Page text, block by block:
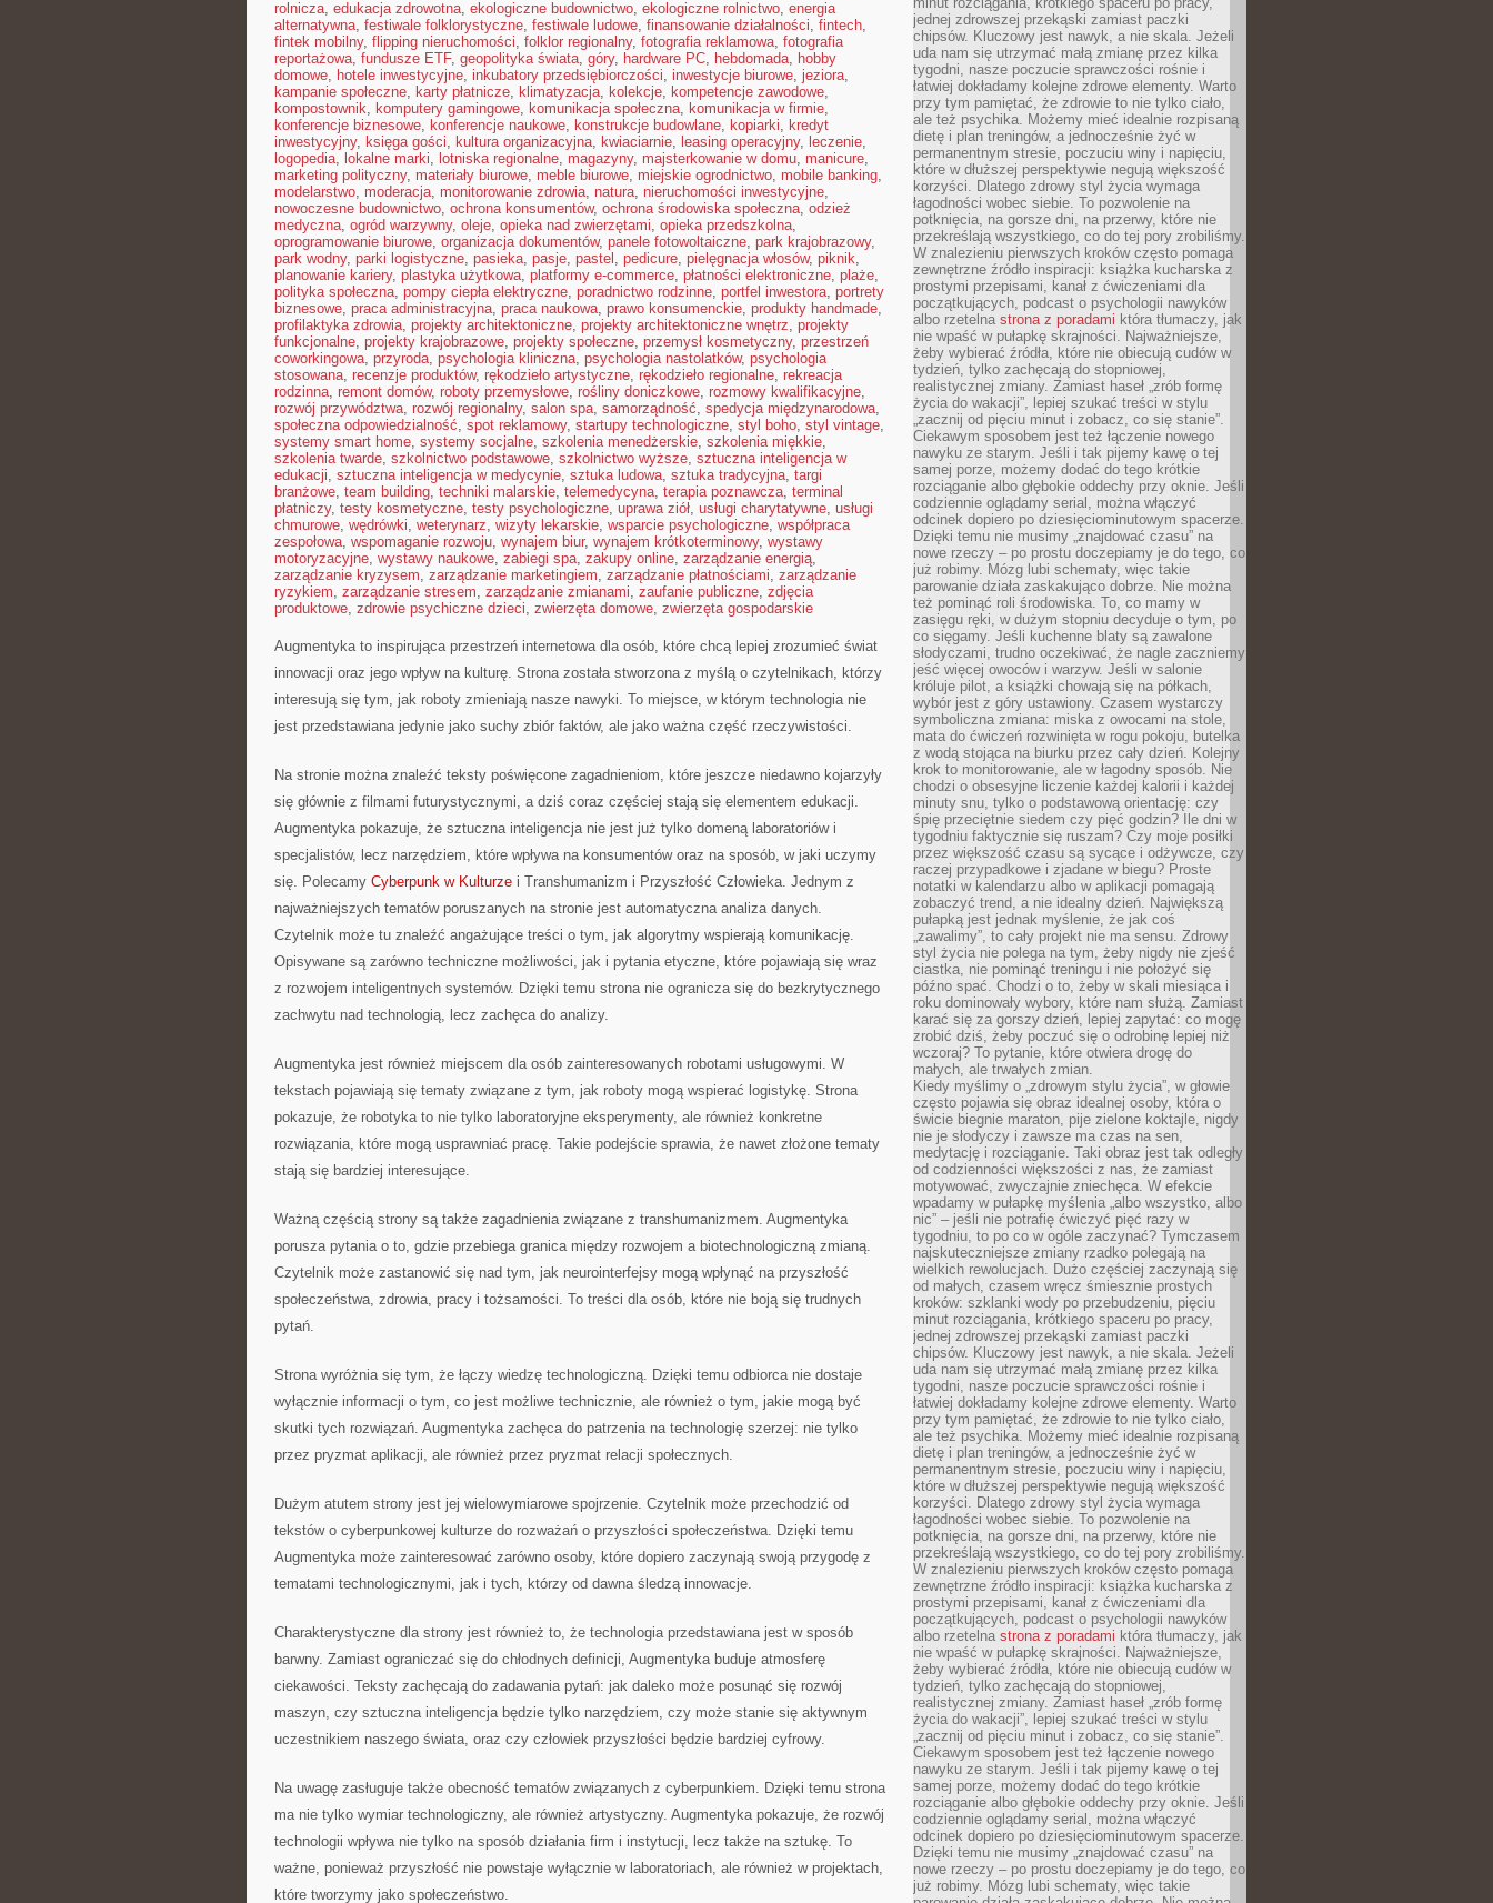
rolnicza, edukacja zdrowotna, ekologiczne budownictwo, ekologiczne rolnictwo, energia
alternatywna, festiwale folklorystyczne, festiwale ludowe, finansowanie działalności, fintech,
fintek mobilny, flipping nieruchomości, folklor regionalny, fotografia reklamowa, fotografia
reportażowa, fundusze ETF, geopolityka świata, góry, hardware PC, hebdomada, hobby
domowe, hotele inwestycyjne, inkubatory przedsiębiorczości, inwestycje biurowe, jeziora,
kampanie społeczne, karty płatnicze, klimatyzacja, kolekcje, kompetencje zawodowe,
kompostownik, komputery gamingowe, komunikacja społeczna, komunikacja w firmie,
konferencje biznesowe, konferencje naukowe, konstrukcje budowlane, kopiarki, kredyt
inwestycyjny, księga gości, kultura organizacyjna, kwiaciarnie, leasing operacyjny, leczenie,
logopedia, lokalne marki, lotniska regionalne, magazyny, majsterkowanie w domu, manicure,
marketing polityczny, materiały biurowe, meble biurowe, miejskie ogrodnictwo, mobile banking,
modelarstwo, moderacja, monitorowanie zdrowia, natura, nieruchomości inwestycyjne,
nowoczesne budownictwo, ochrona konsumentów, ochrona środowiska społeczna, odzież
medyczna, ogród warzywny, oleje, opieka nad zwierzętami, opieka przedszkolna,
oprogramowanie biurowe, organizacja dokumentów, panele fotowoltaiczne, park krajobrazowy,
park wodny, parki logistyczne, pasieka, pasje, pastel , pedicure, pielęgnacja włosów, piknik,
planowanie kariery, plastyka użytkowa, platformy e-commerce, płatności elektroniczne, plaże,
polityka społeczna, pompy ciepła elektryczne, poradnictwo rodzinne, portfel inwestora, portrety
biznesowe, praca administracyjna, praca naukowa, prawo konsumenckie, produkty handmade,
profilaktyka zdrowia, projekty architektoniczne, projekty architektoniczne wnętrz, projekty
funkcjonalne, projekty krajobrazowe, projekty społeczne, przemysł kosmetyczny, przestrzeń
coworkingowa, przyroda, psychologia kliniczna, psychologia nastolatków, psychologia
stosowana, recenzje produktów, rękodzieło artystyczne, rękodzieło regionalne, rekreacja
rodzinna, remont domów, roboty przemysłowe, rośliny doniczkowe, rozmowy kwalifikacyjne,
rozwój przywództwa, rozwój regionalny, salon spa, samorządność, spedycja międzynarodowa,
społeczna odpowiedzialność, spot reklamowy, startupy technologiczne, styl boho, styl vintage,
systemy smart home, systemy socjalne, szkolenia menedżerskie, szkolenia miękkie,
szkolenia twarde, szkolnictwo podstawowe, szkolnictwo wyższe, sztuczna inteligencja w
edukacji, sztuczna inteligencja w medycynie, sztuka ludowa, sztuka tradycyjna, targi
branżowe, team building, techniki malarskie, telemedycyna, terapia poznawcza, terminal
płatniczy, testy kosmetyczne, testy psychologiczne, uprawa ziół, usługi charytatywne, usługi
chmurowe, wędrówki, weterynarz, wizyty lekarskie, wsparcie psychologiczne, współpraca
zespołowa, wspomaganie rozwoju, wynajem biur, wynajem krótkoterminowy, wystawy
motoryzacyjne, wystawy naukowe, zabiegi spa, zakupy online, zarządzanie energią,
zarządzanie kryzysem, zarządzanie marketingiem, zarządzanie płatnościami, zarządzanie
ryzykiem, zarządzanie stresem, zarządzanie zmianami, zaufanie publiczne, zdjęcia
produktowe, zdrowie psychiczne dzieci, zwierzęta domowe, zwierzęta gospodarskie
Augmentyka to inspirująca przestrzeń internetowa dla osób, które chcą lepiej zrozumieć świat
innowacji oraz jego wpływ na kulturę. Strona została stworzona z myślą o czytelnikach, którzy
interesują się tym, jak roboty zmieniają nasze nawyki. To miejsce, w którym technologia nie
jest przedstawiana jedynie jako suchy zbiór faktów, ale jako ważna część rzeczywistości.
Na stronie można znaleźć teksty poświęcone zagadnieniom, które jeszcze niedawno kojarzyły
się głównie z filmami futurystycznymi, a dziś coraz częściej stają się elementem edukacji.
Augmentyka pokazuje, że sztuczna inteligencja nie jest już tylko domeną laboratoriów i
specjalistów, lecz narzędziem, które wpływa na konsumentów oraz na sposób, w jaki uczymy
się. Polecamy Cyberpunk w Kulturze i Transhumanizm i Przyszłość Człowieka. Jednym z
najważniejszych tematów poruszanych na stronie jest automatyczna analiza danych.
Czytelnik może tu znaleźć angażujące treści o tym, jak algorytmy wspierają komunikację.
Opisywane są zarówno techniczne możliwości, jak i pytania etyczne, które pojawiają się wraz
z rozwojem inteligentnych systemów. Dzięki temu strona nie ogranicza się do bezkrytycznego
zachwytu nad technologią, lecz zachęca do analizy.
Augmentyka jest również miejscem dla osób zainteresowanych robotami usługowymi. W
tekstach pojawiają się tematy związane z tym, jak roboty mogą wspierać logistykę. Strona
pokazuje, że robotyka to nie tylko laboratoryjne eksperymenty, ale również konkretne
rozwiązania, które mogą usprawniać pracę. Takie podejście sprawia, że nawet złożone tematy
stają się bardziej interesujące.
Ważną częścią strony są także zagadnienia związane z transhumanizmem. Augmentyka
porusza pytania o to, gdzie przebiega granica między rozwojem a biotechnologiczną zmianą.
Czytelnik może zastanowić się nad tym, jak neurointerfejsy mogą wpłynąć na przyszłość
społeczeństwa, zdrowia, pracy i tożsamości. To treści dla osób, które nie boją się trudnych
pytań.
Strona wyróżnia się tym, że łączy wiedzę technologiczną. Dzięki temu odbiorca nie dostaje
wyłącznie informacji o tym, co jest możliwe technicznie, ale również o tym, jakie mogą być
skutki tych rozwiązań. Augmentyka zachęca do patrzenia na technologię szerzej: nie tylko
przez pryzmat aplikacji, ale również przez pryzmat relacji społecznych.
Dużym atutem strony jest jej wielowymiarowe spojrzenie. Czytelnik może przechodzić od
tekstów o cyberpunkowej kulturze do rozważań o przyszłości społeczeństwa. Dzięki temu
Augmentyka może zainteresować zarówno osoby, które dopiero zaczynają swoją przygodę z
tematami technologicznymi, jak i tych, którzy od dawna śledzą innowacje.
Charakterystyczne dla strony jest również to, że technologia przedstawiana jest w sposób
barwny. Zamiast ograniczać się do chłodnych definicji, Augmentyka buduje atmosferę
ciekawości. Teksty zachęcają do zadawania pytań: jak daleko może posunąć się rozwój
maszyn, czy sztuczna inteligencja będzie tylko narzędziem, czy może stanie się aktywnym
uczestnikiem naszego świata, oraz czy człowiek przyszłości będzie bardziej cyfrowy.
Na uwagę zasługuje także obecność tematów związanych z cyberpunkiem. Dzięki temu strona
ma nie tylko wymiar technologiczny, ale również artystyczny. Augmentyka pokazuje, że rozwój
technologii wpływa nie tylko na sposób działania firm i instytucji, lecz także na sztukę. To
ważne, ponieważ przyszłość nie powstaje wyłącznie w laboratoriach, ale również w projektach,
które tworzymy jako społeczeństwo.
jednej zdrowszej przekąski zamiast paczki
chipsów. Kluczowy jest nawyk, a nie skala. Jeżeli
uda nam się utrzymać małą zmianę przez kilka
tygodni, nasze poczucie sprawczości rośnie i
łatwiej dokładamy kolejne zdrowe elementy. Warto
przy tym pamiętać, że zdrowie to nie tylko ciało,
ale też psychika. Możemy mieć idealnie rozpisaną
dietę i plan treningów, a jednocześnie żyć w
permanentnym stresie, poczuciu winy i napięciu,
które w dłuższej perspektywie negują większość
korzyści. Dlatego zdrowy styl życia wymaga
łagodności wobec siebie. To pozwolenie na
potknięcia, na gorsze dni, na przerwy, które nie
przekreślają wszystkiego, co do tej pory zrobiliśmy.
W znalezieniu pierwszych kroków często pomaga
zewnętrzne źródło inspiracji: książka kucharska z
prostymi przepisami, kanał z ćwiczeniami dla
początkujących, podcast o psychologii nawyków
albo rzetelna strona z poradami która tłumaczy, jak
nie wpaść w pułapkę skrajności. Najważniejsze,
żeby wybierać źródła, które nie obiecują cudów w
tydzień, tylko zachęcają do stopniowej,
realistycznej zmiany. Zamiast haseł „zrób formę
życia do wakacji”, lepiej szukać treści w stylu
„zacznij od pięciu minut i zobacz, co się stanie”.
Ciekawym sposobem jest też łączenie nowego
nawyku ze starym. Jeśli i tak pijemy kawę o tej
samej porze, możemy dodać do tego krótkie
rozciąganie albo głębokie oddechy przy oknie. Jeśli
codziennie oglądamy serial, można włączyć
odcinek dopiero po dziesięciominutowym spacerze.
Dzięki temu nie musimy „znajdować czasu” na
nowe rzeczy – po prostu doczepiamy je do tego, co
już robimy. Mózg lubi schematy, więc takie
parowanie działa zaskakująco dobrze. Nie można
też pominąć roli środowiska. To, co mamy w
zasięgu ręki, w dużym stopniu decyduje o tym, po
co sięgamy. Jeśli kuchenne blaty są zawalone
słodyczami, trudno oczekiwać, że nagle zaczniemy
jeść więcej owoców i warzyw. Jeśli w salonie
króluje pilot, a książki chowają się na półkach,
wybór jest z góry ustawiony. Czasem wystarczy
symboliczna zmiana: miska z owocami na stole,
mata do ćwiczeń rozwinięta w rogu pokoju, butelka
z wodą stojąca na biurku przez cały dzień. Kolejny
krok to monitorowanie, ale w łagodny sposób. Nie
chodzi o obsesyjne liczenie każdej kalorii i każdej
minuty snu, tylko o podstawową orientację: czy
śpię przeciętnie siedem czy pięć godzin? Ile dni w
tygodniu faktycznie się ruszam? Czy moje posiłki
przez większość czasu są sycące i odżywcze, czy
raczej przypadkowe i zjadane w biegu? Proste
notatki w kalendarzu albo w aplikacji pomagają
zobaczyć trend, a nie idealny dzień. Największą
pułapką jest jednak myślenie, że jak coś
„zawalimy”, to cały projekt nie ma sensu. Zdrowy
styl życia nie polega na tym, żeby nigdy nie zjeść
ciastka, nie pominąć treningu i nie położyć się
późno spać. Chodzi o to, żeby w skali miesiąca i
roku dominowały wybory, które nam służą. Zamiast
karać się za gorszy dzień, lepiej zapytać: co mogę
zrobić dziś, żeby poczuć się o odrobinę lepiej niż
wczoraj? To pytanie, które otwiera drogę do
małych, ale trwałych zmian.
Kiedy myślimy o „zdrowym stylu życia”, w głowie
często pojawia się obraz idealnej osoby, która o
świcie biegnie maraton, pije zielone koktajle, nigdy
nie je słodyczy i zawsze ma czas na sen,
medytację i rozciąganie. Taki obraz jest tak odległy
od codzienności większości z nas, że zamiast
motywować, zwyczajnie zniechęca. W efekcie
wpadamy w pułapkę myślenia „albo wszystko, albo
nic” – jeśli nie potrafię ćwiczyć pięć razy w
tygodniu, to po co w ogóle zaczynać? Tymczasem
najskuteczniejsze zmiany rzadko polegają na
wielkich rewolucjach. Dużo częściej zaczynają się
od małych, czasem wręcz śmiesznie prostych
kroków: szklanki wody po przebudzeniu, pięciu
minut rozciągania, krótkiego spaceru po pracy,
jednej zdrowszej przekąski zamiast paczki
chipsów. Kluczowy jest nawyk, a nie skala. Jeżeli
uda nam się utrzymać małą zmianę przez kilka
tygodni, nasze poczucie sprawczości rośnie i
łatwiej dokładamy kolejne zdrowe elementy. Warto
przy tym pamiętać, że zdrowie to nie tylko ciało,
ale też psychika. Możemy mieć idealnie rozpisaną
dietę i plan treningów, a jednocześnie żyć w
permanentnym stresie, poczuciu winy i napięciu,
które w dłuższej perspektywie negują większość
korzyści. Dlatego zdrowy styl życia wymaga
łagodności wobec siebie. To pozwolenie na
potknięcia, na gorsze dni, na przerwy, które nie
przekreślają wszystkiego, co do tej pory zrobiliśmy.
W znalezieniu pierwszych kroków często pomaga
zewnętrzne źródło inspiracji: książka kucharska z
prostymi przepisami, kanał z ćwiczeniami dla
początkujących, podcast o psychologii nawyków
albo rzetelna strona z poradami która tłumaczy, jak
nie wpaść w pułapkę skrajności. Najważniejsze,
żeby wybierać źródła, które nie obiecują cudów w
tydzień, tylko zachęcają do stopniowej,
realistycznej zmiany. Zamiast haseł „zrób formę
życia do wakacji”, lepiej szukać treści w stylu
„zacznij od pięciu minut i zobacz, co się stanie”.
Ciekawym sposobem jest też łączenie nowego
nawyku ze starym. Jeśli i tak pijemy kawę o tej
samej porze, możemy dodać do tego krótkie
rozciąganie albo głębokie oddechy przy oknie. Jeśli
codziennie oglądamy serial, można włączyć
odcinek dopiero po dziesięciominutowym spacerze.
Dzięki temu nie musimy „znajdować czasu” na
nowe rzeczy – po prostu doczepiamy je do tego, co
już robimy. Mózg lubi schematy, więc takie